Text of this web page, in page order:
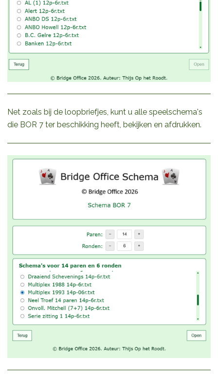
Net zoals bij de loopbriefjes, kunt u alle speelschema's
die BOR 7 ter beschikking heeft, bekijken en afdrukken.